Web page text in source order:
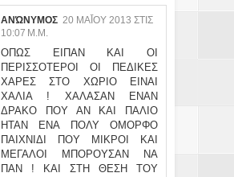
ΑΝΏΝΥΜΟΣ 20 ΜΑΪ́ΟΥ 2013 ΣΤΙΣ 10
:07 Μ.Μ.
ΟΠΩΣ ΕΙΠΑΝ ΚΑΙ ΟΙ
ΠΕΡΙΣΣΟΤΕΡΟΙ ΟΙ ΠΕΔΙΚΕΣ
ΧΑΡΕΣ ΣΤΟ ΧΩΡΙΟ ΕΙΝΑΙ
ΧΑΛΙΑ ! ΧΑΛΑΣΑΝ ΕΝΑΝ
ΔΡΑΚΟ ΠΟΥ ΑΝ ΚΑΙ ΠΑΛΙΟ
ΗΤΑΝ ΕΝΑ ΠΟΛΥ ΟΜΟΡΦΟ
ΠΑΙΧΝΙΔΙ ΠΟΥ ΜΙΚΡΟΙ ΚΑΙ
ΜΕΓΑΛΟΙ ΜΠΟΡΟΥΣΑΝ ΝΑ
ΠΑΝ ! ΚΑΙ ΣΤΗ ΘΕΣΗ ΤΟΥ